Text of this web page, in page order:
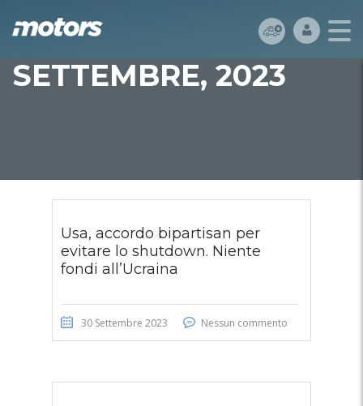
SETTEMBRE, 2023
Usa, accordo bipartisan per
evitare lo shutdown. Niente
fondi all’Ucraina
30 Settembre 2023 Nessun commento